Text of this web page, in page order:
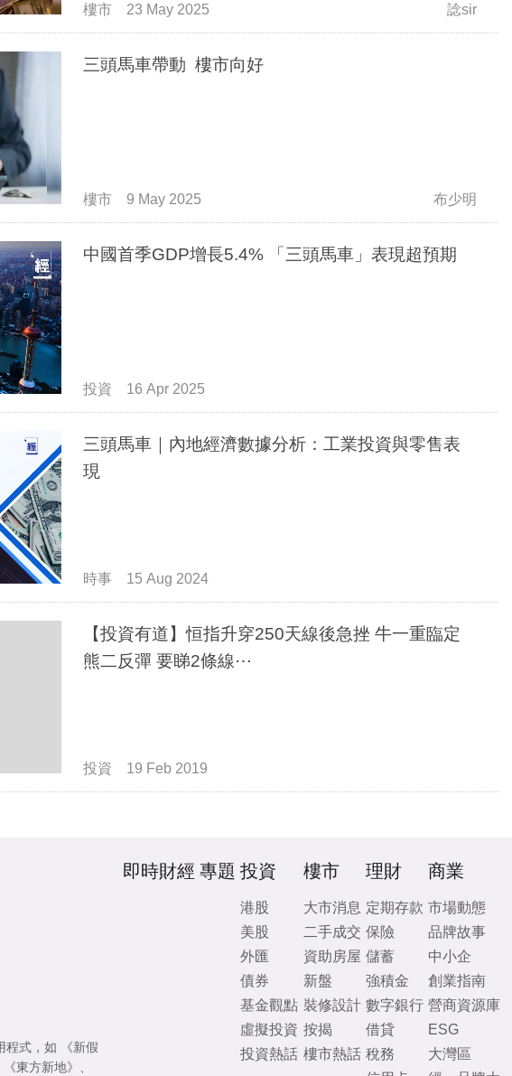
樓市 23 May 2025 諗sir
三頭馬車帶動 樓市向好
樓市 9 May 2025 布少明
中國首季GDP增長5.4% 「三頭馬車」表現超預期
投資 16 Apr 2025
三頭馬車｜內地經濟數據分析：工業投資與零售表
現
時事 15 Aug 2024
【投資有道】恒指升穿250天線後急挫 牛一重臨定
熊二反彈 要睇2條線⋯
投資 19 Feb 2019
程式，如
《新假
《東方新地》
即時財經 專題 投資
港股
美股
外匯
債券
基金觀點
虛擬投資
投資熱話
樓市
大市消息
二手成交
資助房屋
新盤
裝修設計
按揭
樓市熱話
理財
定期存款
保險
儲蓄
強積金
數字銀行
借貸
稅務
商業
市場動態
品牌故事
中小企
創業指南
營商資源庫
ESG
大灣區